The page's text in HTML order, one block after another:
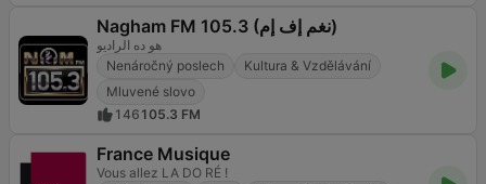
Nagham FM 105.3 (نغم إف إم)
هو ده الراديو
Nenáročný poslech
Kultura & Vzdělávání
Mluvené slovo
146 105.3 FM
France Musique
Vous allez LA DO RÉ !